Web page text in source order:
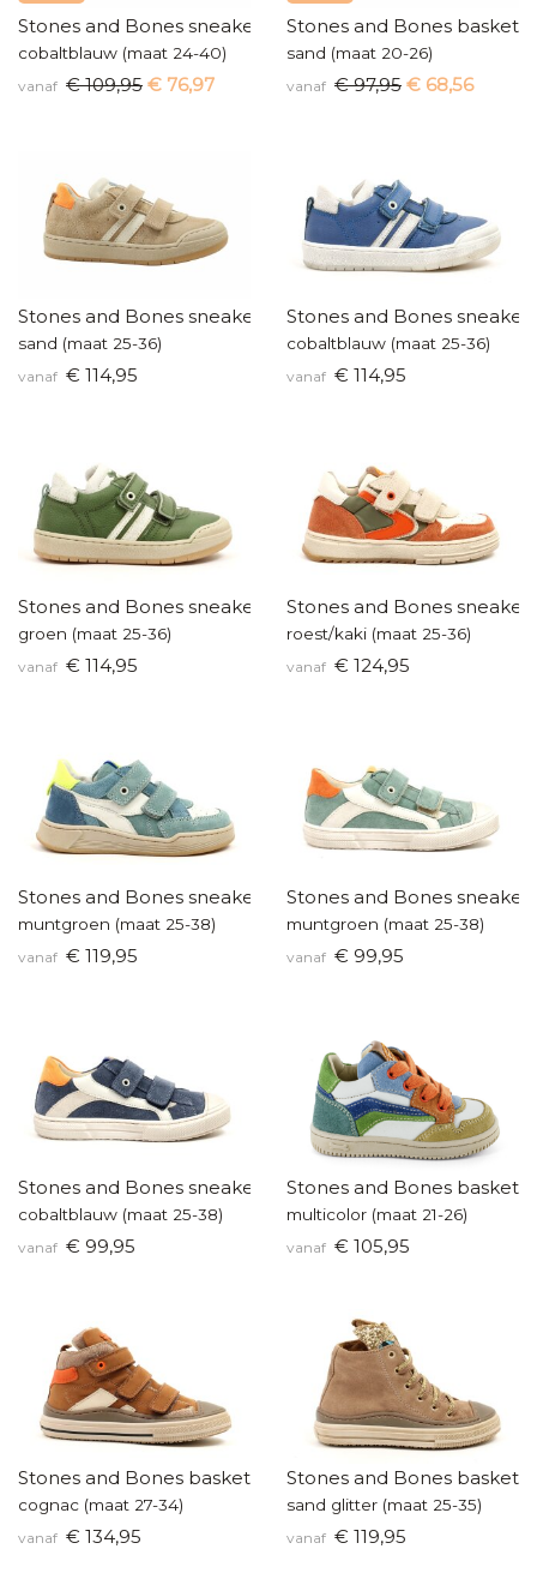
Stones and Bones sneakers
cobaltblauw (maat 24-40)
vanaf € 109,95 € 76,97
Stones and Bones
sand (maat 20-26)
vanaf € 97,95 € 68,56
Stones and Bones sneakers
sand (maat 25-36)
vanaf € 114,95
Stones and Bones sneakers
cobaltblauw (maat 25-36)
vanaf € 114,95
Stones and Bones sneakers
groen (maat 25-36)
vanaf € 114,95
Stones and Bones sneakers
roest/kaki (maat 25-36)
vanaf € 124,95
Stones and Bones sneakers
muntgroen (maat 25-38)
vanaf € 119,95
Stones and Bones sneakers
muntgroen (maat 25-38)
vanaf € 99,95
Stones and Bones sneakers
cobaltblauw (maat 25-38)
vanaf € 99,95
Stones and Bones
multicolor (maat 21-26)
vanaf € 105,95
Stones and Bones basketters
cognac (maat 27-34)
vanaf € 134,95
Stones and Bones
sand glitter (maat 25-35)
vanaf € 119,95